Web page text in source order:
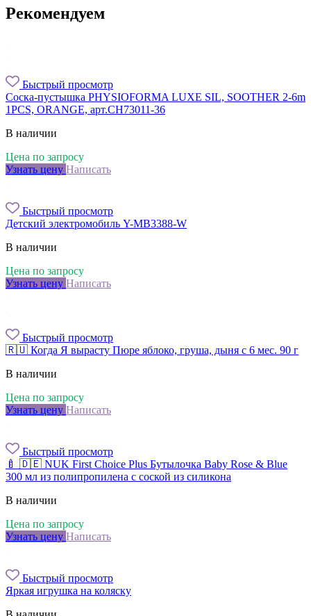
Рекомендуем
Быстрый просмотр
Соска-пустышка PHYSIOFORMA LUXE SIL, SOOTHER 2-6m
1PCS, ORANGE, арт.CH73011-36
В наличии
Цена по запросу
Узнать цену Написать
Быстрый просмотр
Детский электромобиль Y-MB3388-W
В наличии
Цена по запросу
Узнать цену Написать
Быстрый просмотр
🇷🇺 Когда Я вырасту Пюре яблоко, груша, дыня с 6 мес. 90 г
В наличии
Цена по запросу
Узнать цену Написать
Быстрый просмотр
🍼 🇩🇪 NUK First Choice Plus Бутылочка Baby Rose & Blue
300 мл из полипропилена с соской из силикона
В наличии
Цена по запросу
Узнать цену Написать
Быстрый просмотр
Яркая игрушка на коляску